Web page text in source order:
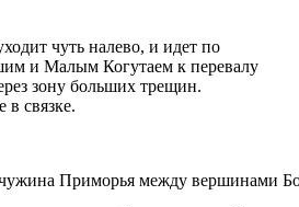
чуть налево, и идет по
и Малым Когутаем к перевалу
зону больших трещин.
в связке.
Приморья между вершинами